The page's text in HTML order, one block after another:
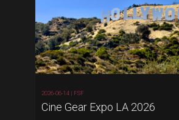
2026-06-14 | FSF
Cine Gear Expo LA 2026